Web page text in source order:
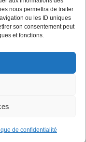
nous permettra de traiter
ou les ID uniques
son consentement peut
et fonctions.
de confidentialité
confidentialité
Plan du site